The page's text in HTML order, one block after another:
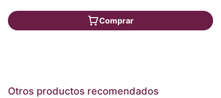
Comprar
Otros productos recomendados